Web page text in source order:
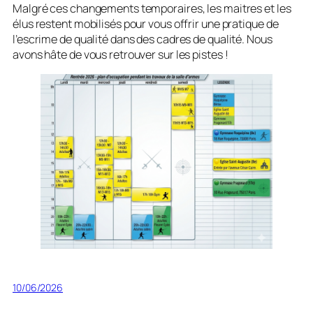
Malgré ces changements temporaires, les maitres et les
élus restent mobilisés pour vous offrir une pratique de
l’escrime de qualité dans des cadres de qualité. Nous
avons hâte de vous retrouver sur les pistes !
10/06/2026